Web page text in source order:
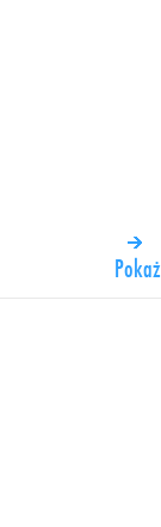
Pokaż